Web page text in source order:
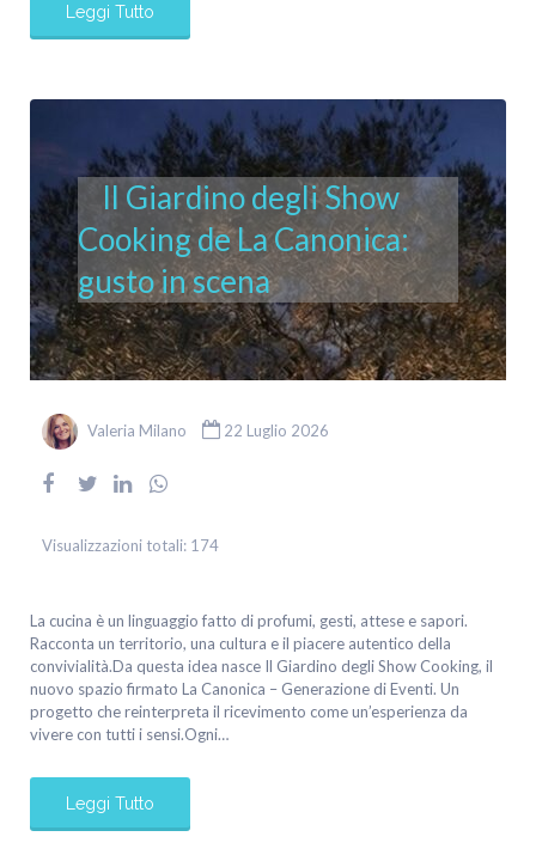
Leggi Tutto
Il Giardino degli Show
Cooking de La Canonica:
gusto in scena
Valeria Milano 22 Luglio 2026
Visualizzazioni totali: 174
La cucina è un linguaggio fatto di profumi, gesti, attese e sapori.
Racconta un territorio, una cultura e il piacere autentico della
convivialità.Da questa idea nasce Il Giardino degli Show Cooking, il
nuovo spazio firmato La Canonica – Generazione di Eventi. Un
progetto che reinterpreta il ricevimento come un’esperienza da
vivere con tutti i sensi.Ogni…
Leggi Tutto